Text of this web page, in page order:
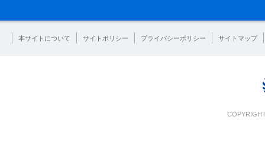
本サイトについて サイトポリシー プライバシーポリシー サイトマップ